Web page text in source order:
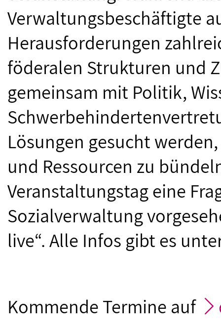
Verwaltungsbeschäftigte
Herausforderungen
föderalen Strukturen und
gemeinsam mit Politik,
Lösungen gesucht
und Ressourcen zu
Veranstaltungstag eine
Sozialverwaltung
live“. Alle Infos gibt es
Kommende Termine auf